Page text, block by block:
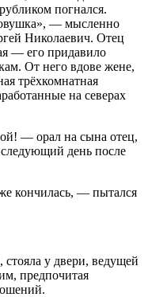
погнался.
— мысленно
Николаевич. Отец
— его придавило
От него вдове жене,
трёхкомнатная
на северах
— орал на сына отец,
день после
кончилась, — пытался
у двери, ведущей
предпочитая